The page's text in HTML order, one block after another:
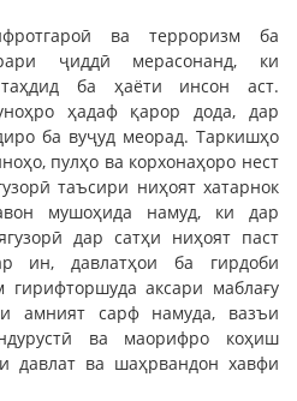
ва терроризм ба
ҷиддӣ мерасонанд, ки
ба ҳаёти инсон аст.
ҳадаф қарор дода, дар
ба вуҷуд меорад. Таркишҳо
пулҳо ва корхонаҳоро нест
таъсири ниҳоят хатарнок
мушоҳида намуд, ки дар
дар сатҳи ниҳоят паст
ин, давлатҳои ба гирдоби
гирифторшуда аксари маблағу
амният сарф намуда, вазъи
ва маорифро коҳиш
давлат ва шаҳрвандон хавфи